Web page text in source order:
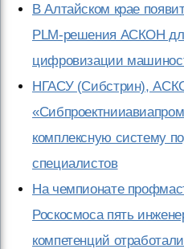
В Алтайском крае
PLM-решения АСКОН
цифровизации
НГАСУ (Сибстрин),
комплексную систему
специалистов
На чемпионате
Роскосмоса пять
компетенций